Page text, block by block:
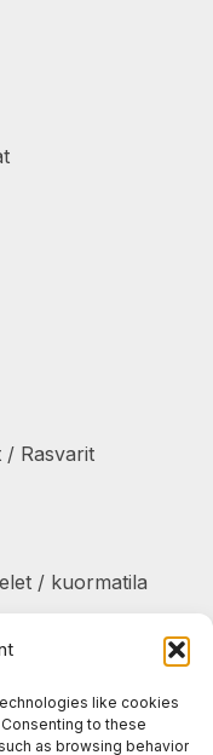
like cookies
to these
as browsing behavior
/ Rasvarit
/ kuormatila